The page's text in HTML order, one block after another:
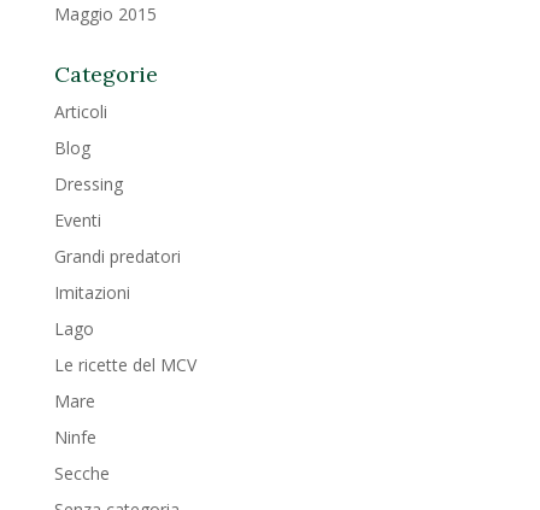
Maggio 2015
Categorie
Articoli
Blog
Dressing
Eventi
Grandi predatori
Imitazioni
Lago
Le ricette del MCV
Mare
Ninfe
Secche